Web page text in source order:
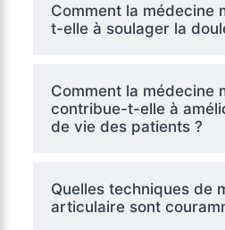
Comment la médecine
t-elle à soulager la
Comment la médecine
contribue-t-elle à
de vie des patients ?
Quelles techniques de
articulaire sont